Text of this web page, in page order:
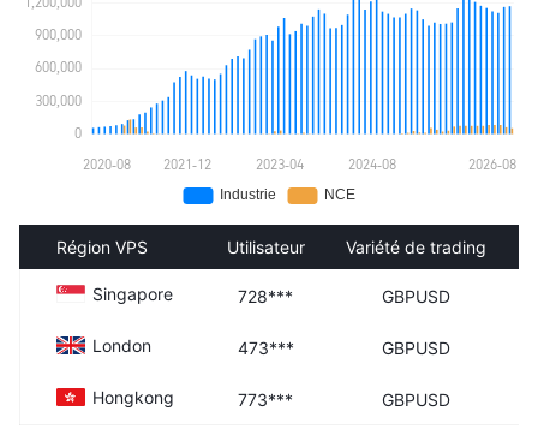
Région VPS Utilisateur Variété de trading
Singapore 728*** GBPUSD
London 473*** GBPUSD
Hongkong 773*** GBPUSD